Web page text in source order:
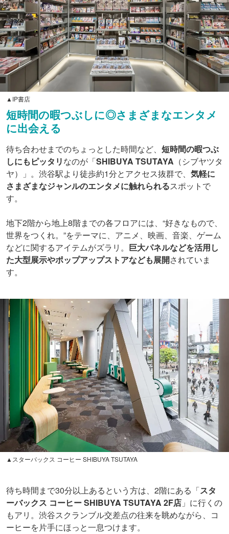
▲IP書店
短時間の暇つぶしに◎さまざまなエンタメ
に出会える
待ち合わせまでのちょっとした時間など、 短時間の暇つぶ
しにもピッタリなのが「SHIBUYA TSUTAYA （シブヤツタ
ヤ）」。渋谷駅より徒歩約1分とアクセス抜群で、 気軽に
さまざまなジャンルのエンタメに触れられるスポットで
す。
地下2階から地上8階までの各フロアには、“好きなもので、
世界をつくれ。”をテーマに、アニメ、映画、音楽、ゲーム
などに関するアイテムがズラリ。 巨大パネルなどを活用し
た大型展示やポップアップストアなども展開されていま
す。
▲スターバックス コーヒー SHIBUYA TSUTAYA
待ち時間まで30分以上あるという方は、2階にある「スタ
ーバックス コーヒー SHIBUYA TSUTAYA 2F店 」に行くの
もアリ。渋谷スクランブル交差点の往来を眺めながら、コ
ーヒーを片手にほっと一息つけます。